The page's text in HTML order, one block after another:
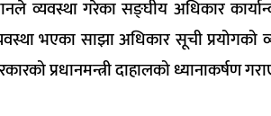
व्यवस्था गरेका सङ्घीय अधिकार
भएका साझा अधिकार सूची प्रयोगको
प्रधानमन्त्री दाहालको ध्यानाकर्षण